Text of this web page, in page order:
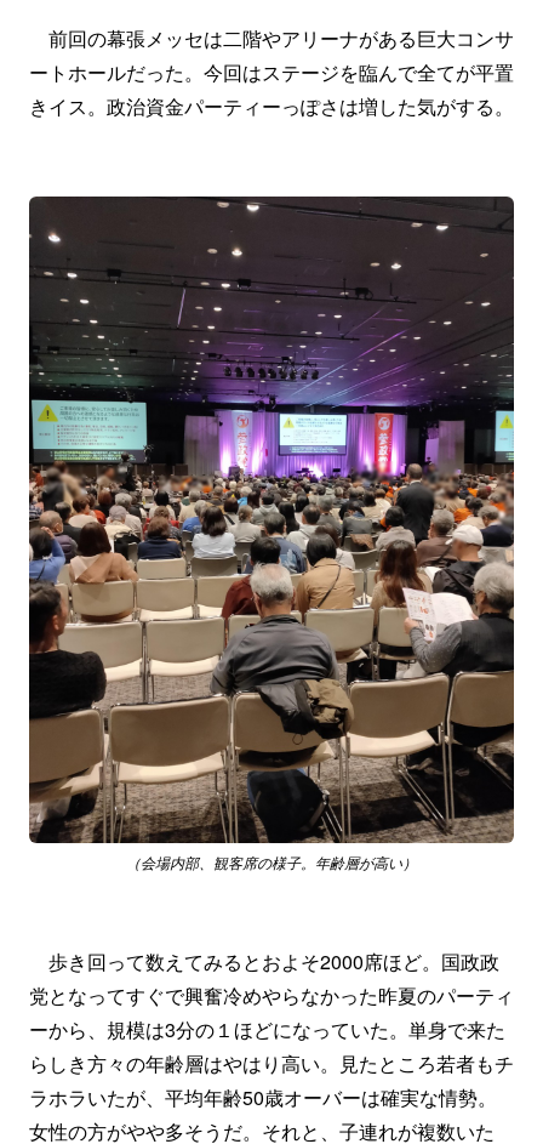
前回の幕張メッセは二階やアリーナがある巨大コンサ
ートホールだった。今回はステージを臨んで全てが平置
きイス。政治資金パーティーっぽさは増した気がする。
（会場内部、観客席の様子。年齢層が高い）
歩き回って数えてみるとおよそ2000席ほど。国政政
党となってすぐで興奮冷めやらなかった昨夏のパーティ
ーから、規模は3分の１ほどになっていた。単身で来た
らしき方々の年齢層はやはり高い。見たところ若者もチ
ラホラいたが、平均年齢50歳オーバーは確実な情勢。
女性の方がやや多そうだ。それと、子連れが複数いた